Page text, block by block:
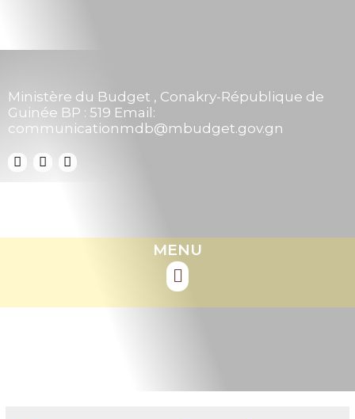
Ministère du Budget , Conakry-République de
Guinée BP : 519 Email:
communicationmdb@mbudget.gov.gn
MENU